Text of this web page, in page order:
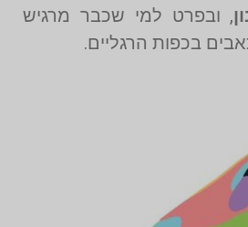
, ובפרט למי שכבר מרגיש
בכפות הרגליים.